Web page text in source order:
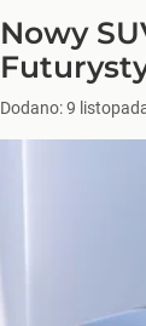
Nowy
Dodano:9